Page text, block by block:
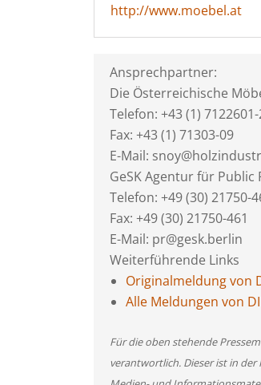
http://www.moebel.at
Ansprechpartner:
Die Österreichische
Telefon: +43 (1) 7122601-
Fax: +43 (1) 71303-09
E-Mail:
GeSK Agentur für Public
Telefon: +49 (30) 21750-
Fax: +49 (30) 21750-461
E-Mail: pr@gesk.berlin
Weiterführende Links
Originalmeldung von
Alle Meldungen von
Für die oben stehende
verantwortlich. Dieser ist in der